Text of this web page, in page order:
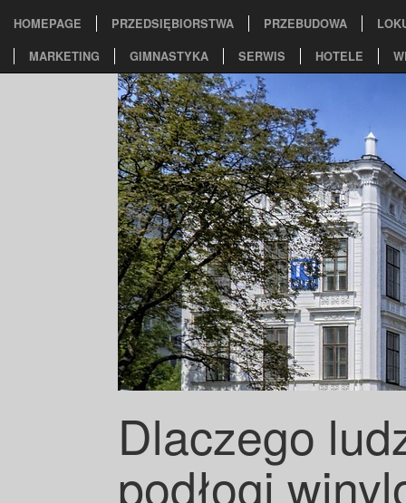
HOMEPAGE PRZEDSIĘBIORSTWA PRZEBUDOWA
MARKETING
GIMNASTYKA SERWIS HOTELE
Dlaczego
podłogi